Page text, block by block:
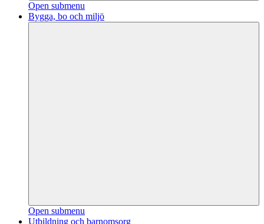
Open submenu
Bygga, bo och miljö
Open submenu
Utbildning och barnomsorg